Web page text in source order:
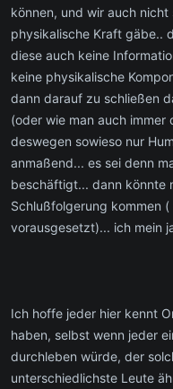
können, und wir auch
physikalische Kraft gäbe..
diese auch keine
keine physikalische
dann darauf zu schließen
(oder wie man auch immer
deswegen sowieso nur
anmaßend... es sei denn
beschäftigt... dann könnte
Schlußfolgerung kommen
vorausgesetzt)... ich mein
Ich hoffe jeder hier kennt
haben, selbst wenn jeder
durchleben würde, der
unterschiedlichste Leute